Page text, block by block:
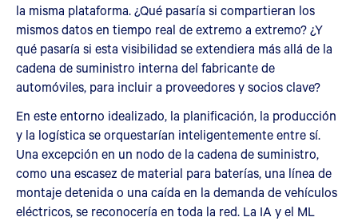
la misma plataforma. ¿Qué pasaría si compartieran los
mismos datos en tiempo real de extremo a extremo? ¿Y
qué pasaría si esta visibilidad se extendiera más allá de la
cadena de suministro interna del fabricante de
automóviles, para incluir a proveedores y socios clave?
En este entorno idealizado, la planificación, la producción
y la logística se orquestarían inteligentemente entre sí.
Una excepción en un nodo de la cadena de suministro,
como una escasez de material para baterías, una línea de
montaje detenida o una caída en la demanda de vehículos
eléctricos, se reconocería en toda la red. La IA y el ML